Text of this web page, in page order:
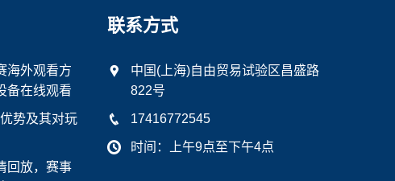
海外观看方
备在线观看
势及其对玩
回放，赛事
联系方式
中国(上海)自由贸易试验区昌盛路
822号
17416772545
时间：上午9点至下午4点